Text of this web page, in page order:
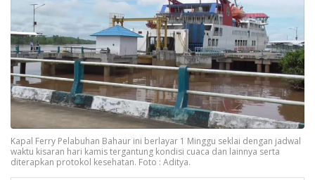
Kapal Ferry Pelabuhan Bahaur ini berlayar 1 Minggu seklai dengan jadwal
waktu kisaran hari kamis tergantung kondisi cuaca dan lainnya serta
diterapkan protokol kesehatan. Foto : Aditya.